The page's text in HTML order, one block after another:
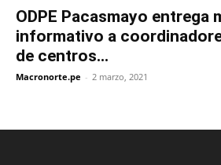
ODPE Pacasmayo entrega
informativo a
de centros...
Macronorte.pe - 2 marzo, 2021